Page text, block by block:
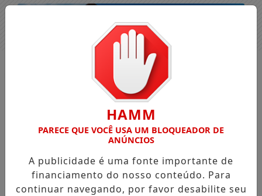
HAMM
PARECE QUE VOCÊ USA UM BLOQUEADOR DE
ANÚNCIOS
A publicidade é uma fonte importante de
financiamento do nosso conteúdo. Para
continuar navegando, por favor desabilite seu